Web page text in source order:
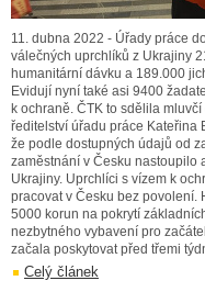
11. dubna 2022 - Úřady práce
válečných uprchlíků z Ukrajiny
humanitární dávku a 189.000
Evidují nyní také asi 9400
k ochraně. ČTK to sdělila
ředitelství úřadu práce Kateřina
že podle dostupných údajů od
zaměstnání v Česku nastoupilo
Ukrajiny. Uprchlíci s vízem k
pracovat v Česku bez povolení.
5000 korun na pokrytí
nezbytného vybavení pro
začala poskytovat před třemi
Celý článek